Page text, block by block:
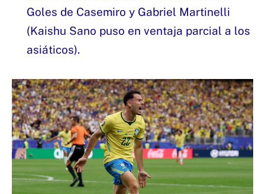
Goles de Casemiro y Gabriel Martinelli
(Kaishu Sano puso en ventaja parcial a los
asiáticos).